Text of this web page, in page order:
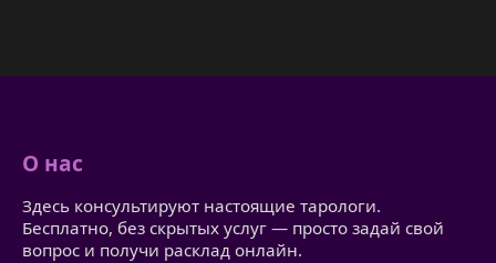
О нас
Здесь консультируют настоящие тарологи.
Бесплатно, без скрытых услуг — просто задай свой
вопрос и получи расклад онлайн.